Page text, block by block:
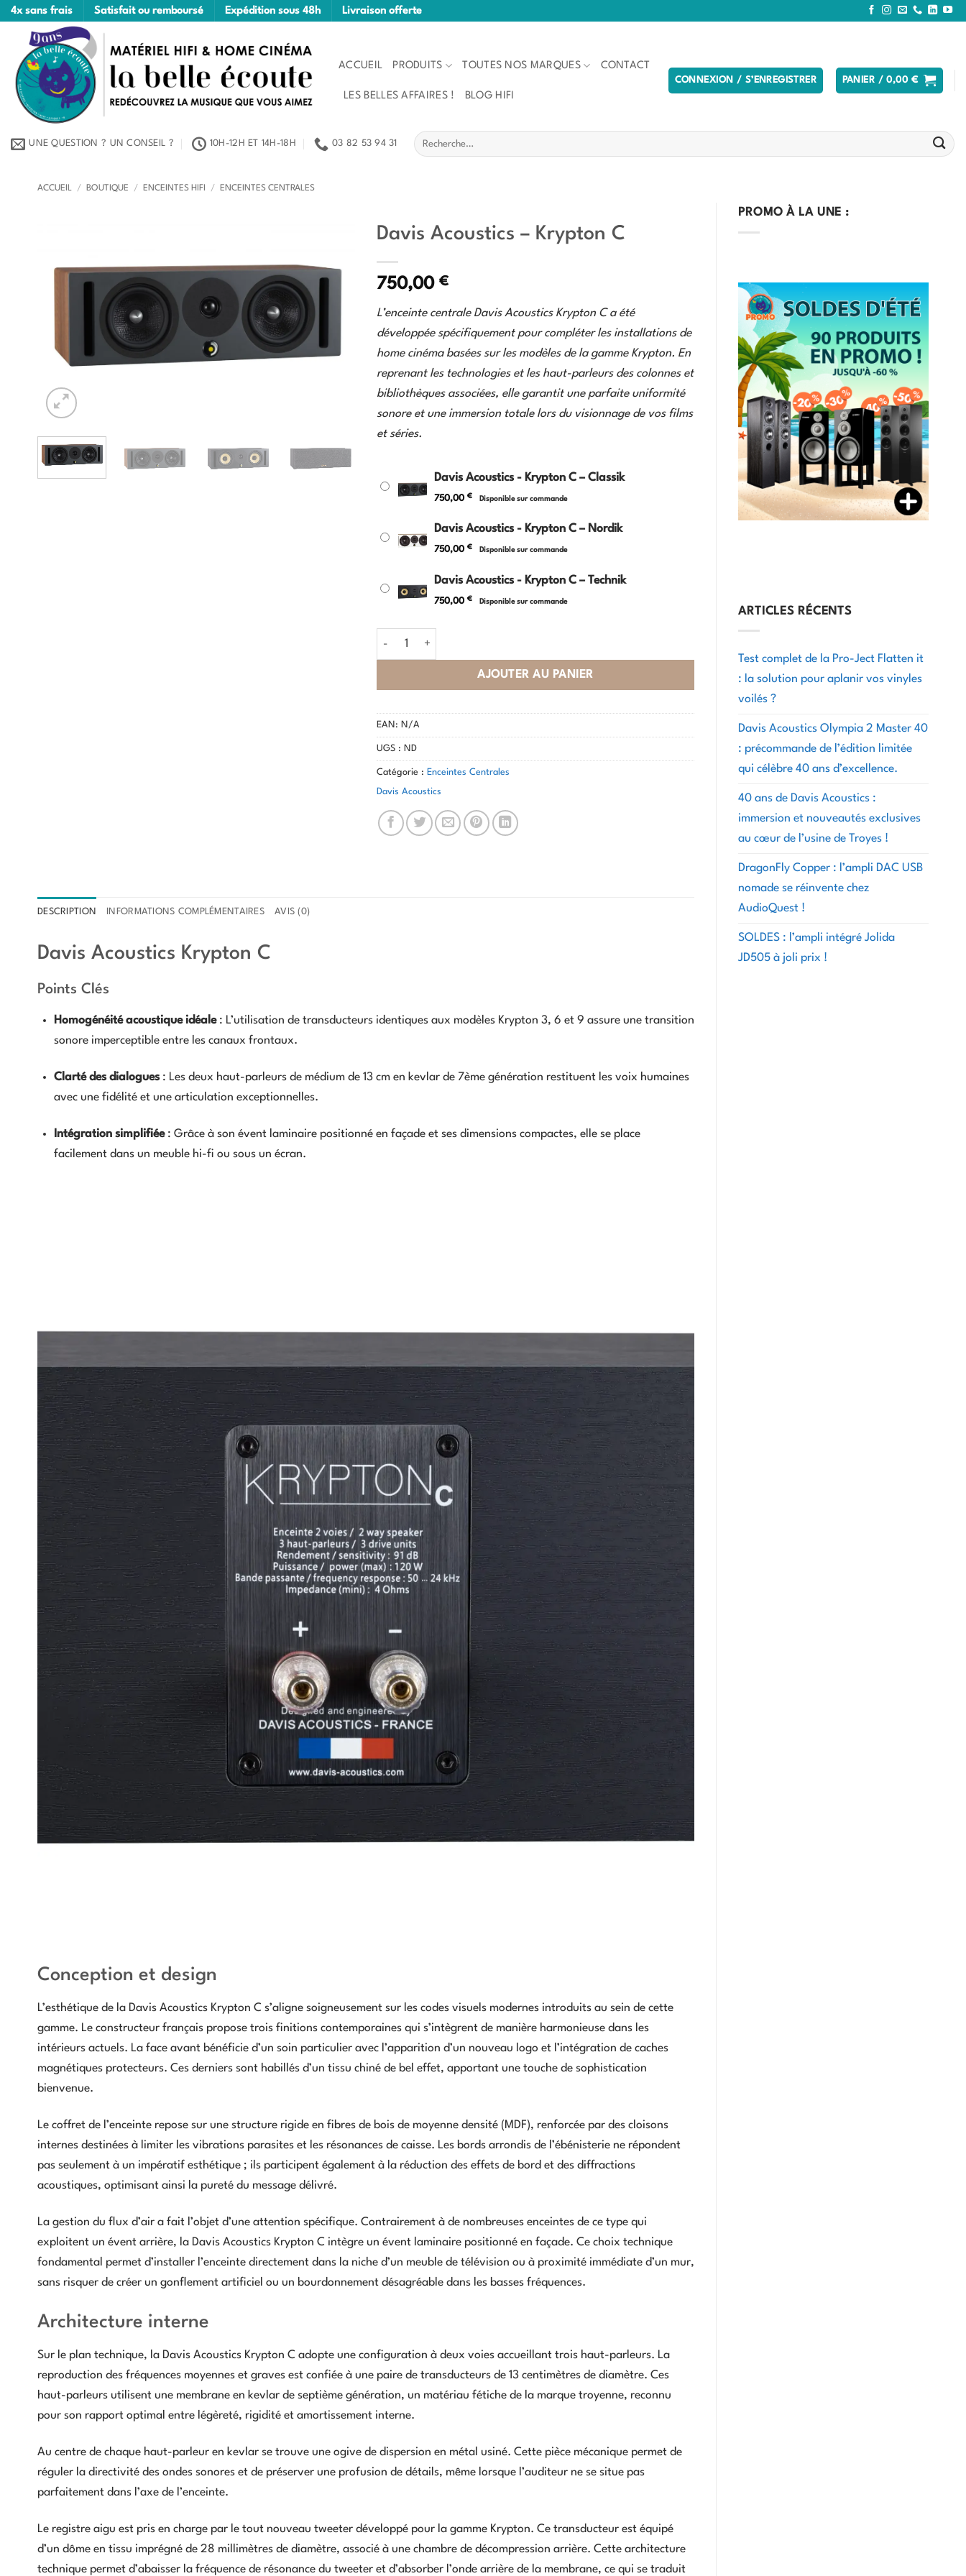
Passer
contenu
4x sans frais Satisfait ou remboursé Expédition sous 48h Livraison offerte
ACCUEIL PRODUITS TOUTES NOS MARQUES CONTACT
LES BELLES AFFAIRES ! BLOG HIFI
CONNEXION / S’ENREGISTRER PANIER /0,00 €
UNE QUESTION ? UN CONSEIL ? 10H-12H ET 14H-18H 03 82 53 94 31
Recherche
pour :
ACCUEIL / BOUTIQUE / ENCEINTES HIFI / ENCEINTES CENTRALES
PROMO À LA UNE :
ARTICLES RÉCENTS
Test complet de la Pro-Ject Flatten it
: la solution pour aplanir vos vinyles
voilés ?
Davis Acoustics Olympia 2 Master 40
: précommande de l’édition limitée
qui célèbre 40 ans d’excellence.
40 ans de Davis Acoustics :
immersion et nouveautés exclusives
au cœur de l’usine de Troyes !
DragonFly Copper : l’ampli DAC USB
nomade se réinvente chez
AudioQuest !
SOLDES : l’ampli intégré Jolida
JD505 à joli prix !
Davis Acoustics – Krypton C
750,00 €
L’enceinte centrale Davis Acoustics Krypton C a été
développée spécifiquement pour compléter les installations de
home cinéma basées sur les modèles de la gamme Krypton. En
reprenant les technologies et les haut-parleurs des colonnes et
bibliothèques associées, elle garantit une parfaite uniformité
sonore et une immersion totale lors du visionnage de vos films
et séries.
Davis Acoustics - Krypton C – Classik
750,00 € Disponible sur commande
Davis Acoustics - Krypton C – Nordik
750,00 € Disponible sur commande
Davis Acoustics - Krypton C – Technik
750,00 € Disponible sur commande
AJOUTER AU PANIER
EAN: N/A
UGS : ND
Catégorie : Enceintes Centrales
Davis Acoustics
DESCRIPTION INFORMATIONS COMPLÉMENTAIRES AVIS (0)
Davis Acoustics Krypton C
Points Clés
Homogénéité acoustique idéale: L’utilisation de transducteurs identiques aux modèles Krypton 3, 6 et 9 assure une transition
sonore imperceptible entre les canaux frontaux.
Clarté des dialogues: Les deux haut-parleurs de médium de 13 cm en kevlar de 7ème génération restituent les voix humaines
avec une fidélité et une articulation exceptionnelles.
Intégration simplifiée: Grâce à son évent laminaire positionné en façade et ses dimensions compactes, elle se place
facilement dans un meuble hi-fi ou sous un écran.
Conception et design
L’esthétique de la Davis Acoustics Krypton C s’aligne soigneusement sur les codes visuels modernes introduits au sein de cette
gamme. Le constructeur français propose trois finitions contemporaines qui s’intègrent de manière harmonieuse dans les
intérieurs actuels. La face avant bénéficie d’un soin particulier avec l’apparition d’un nouveau logo et l’intégration de caches
magnétiques protecteurs. Ces derniers sont habillés d’un tissu chiné de bel effet, apportant une touche de sophistication
bienvenue.
Le coffret de l’enceinte repose sur une structure rigide en fibres de bois de moyenne densité (MDF), renforcée par des cloisons
internes destinées à limiter les vibrations parasites et les résonances de caisse. Les bords arrondis de l’ébénisterie ne répondent
pas seulement à un impératif esthétique ; ils participent également à la réduction des effets de bord et des diffractions
acoustiques, optimisant ainsi la pureté du message délivré.
La gestion du flux d’air a fait l’objet d’une attention spécifique. Contrairement à de nombreuses enceintes de ce type qui
exploitent un évent arrière, la Davis Acoustics Krypton C intègre un évent laminaire positionné en façade. Ce choix technique
fondamental permet d’installer l’enceinte directement dans la niche d’un meuble de télévision ou à proximité immédiate d’un mur,
sans risquer de créer un gonflement artificiel ou un bourdonnement désagréable dans les basses fréquences.
Architecture interne
Sur le plan technique, la Davis Acoustics Krypton C adopte une configuration à deux voies accueillant trois haut-parleurs. La
reproduction des fréquences moyennes et graves est confiée à une paire de transducteurs de 13 centimètres de diamètre. Ces
haut-parleurs utilisent une membrane en kevlar de septième génération, un matériau fétiche de la marque troyenne, reconnu
pour son rapport optimal entre légèreté, rigidité et amortissement interne.
Au centre de chaque haut-parleur en kevlar se trouve une ogive de dispersion en métal usiné. Cette pièce mécanique permet de
réguler la directivité des ondes sonores et de préserver une profusion de détails, même lorsque l’auditeur ne se situe pas
parfaitement dans l’axe de l’enceinte.
Le registre aigu est pris en charge par le tout nouveau tweeter développé pour la gamme Krypton. Ce transducteur est équipé
d’un dôme en tissu imprégné de 28 millimètres de diamètre, associé à une chambre de décompression arrière. Cette architecture
technique permet d’abaisser la fréquence de résonance du tweeter et d’absorber l’onde arrière de la membrane, ce qui se traduit